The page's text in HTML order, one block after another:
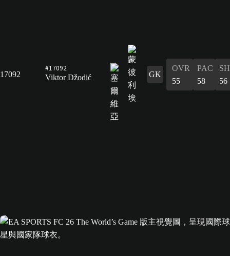
17092
#17092
Viktor Džodić
GK
OVR
55
PAC
58
56